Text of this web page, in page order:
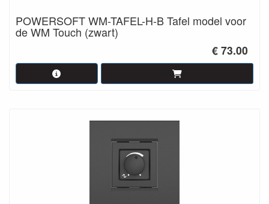
POWERSOFT WM-TAFEL-H-B Tafel model voor
de WM Touch (zwart)
€ 73.00